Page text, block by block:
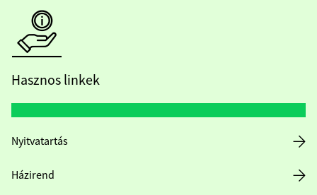
Hasznos linkek
Nyitvatartás
Házirend